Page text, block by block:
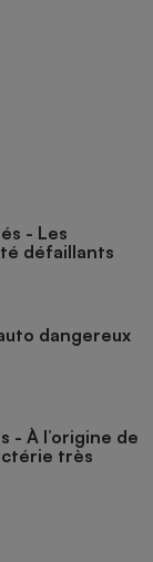
- Les
défaillants
dangereux
- À l’origine de
très